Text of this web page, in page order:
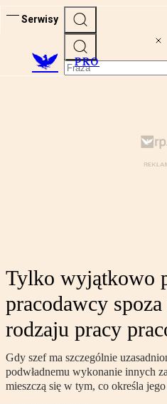
Serwisy
PRO
Tylko wyjątkowo
pracodawcy
rodzaju pracy
Gdy szef ma szczególnie
podwładnemu wykonanie innych
mieszczą się w tym, co określa